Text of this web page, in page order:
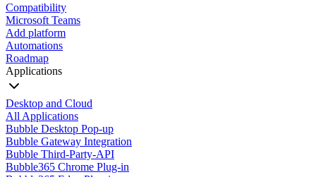
Compatibility
Microsoft Teams
Add platform
Automations
Roadmap
Applications
Desktop and Cloud
All Applications
Bubble Desktop Pop-up
Bubble Gateway Integration
Bubble Third-Party-API
Bubble365 Chrome Plug-in